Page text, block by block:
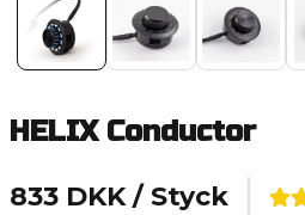
HELIX Conductor
833 DKK / Styck